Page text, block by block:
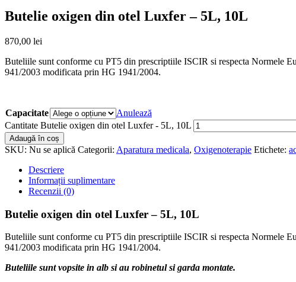
Butelie oxigen din otel Luxfer – 5L, 10L
870,00 lei
Buteliile sunt conforme cu PT5 din prescriptiile ISCIR si respecta Normele
941/2003 modificata prin HG 1941/2004.
Capacitate
Anulează
Cantitate Butelie oxigen din otel Luxfer - 5L, 10L
Adaugă în coș
SKU: Nu se aplică Categorii: Aparatura medicala, Oxigenoterapie Etichete:
Descriere
Informații suplimentare
Recenzii (0)
Butelie oxigen din otel Luxfer – 5L, 10L
Buteliile sunt conforme cu PT5 din prescriptiile ISCIR si respecta Normele
941/2003 modificata prin HG 1941/2004.
Buteliile sunt vopsite in alb si au robinetul si garda montate.